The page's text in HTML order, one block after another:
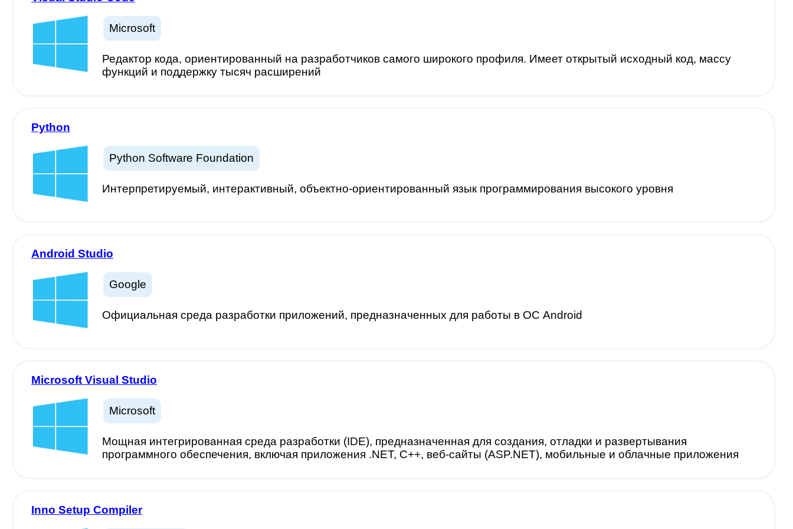
Microsoft
Редактор кода, ориентированный на разработчиков самого широкого профиля. Имеет открытый исходный код, массу
функций и поддержку тысяч расширений
Python
Python Software Foundation
Интерпретируемый, интерактивный, объектно-ориентированный язык программирования высокого уровня
Android Studio
Google
Официальная среда разработки приложений, предназначенных для работы в ОС Android
Microsoft Visual Studio
Microsoft
Мощная интегрированная среда разработки (IDE), предназначенная для создания, отладки и развертывания
программного обеспечения, включая приложения .NET, C++, веб-сайты (ASP.NET), мобильные и облачные приложения
Inno Setup Compiler